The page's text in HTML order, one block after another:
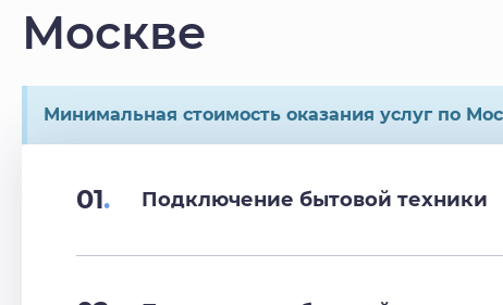
Москве
Минимальная стоимость оказания услуг по
01. Подключение бытовой техники